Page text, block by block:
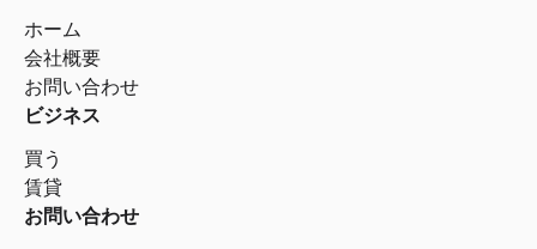
ホーム
会社概要
お問い合わせ
ビジネス
買う
賃貸
お問い合わせ